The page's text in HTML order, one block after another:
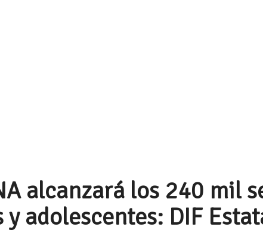
alcanzará los 240 mil
y adolescentes: DIF